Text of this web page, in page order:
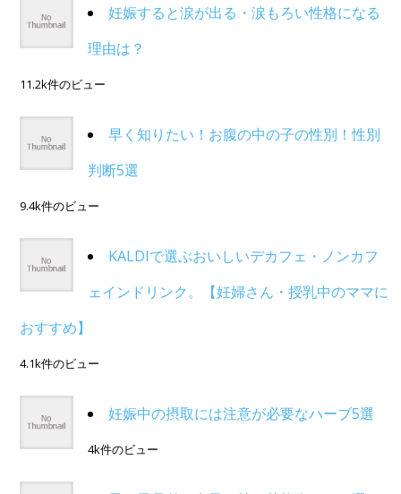
妊娠すると涙が出る・涙もろい性格になる
理由は？
11.2k件のビュー
早く知りたい！お腹の中の子の性別！性別
判断5選
9.4k件のビュー
KALDIで選ぶおいしいデカフェ・ノンカフ
ェインドリンク。【妊婦さん・授乳中のママに
おすすめ】
4.1k件のビュー
妊娠中の摂取には注意が必要なハーブ5選
4k件のビュー